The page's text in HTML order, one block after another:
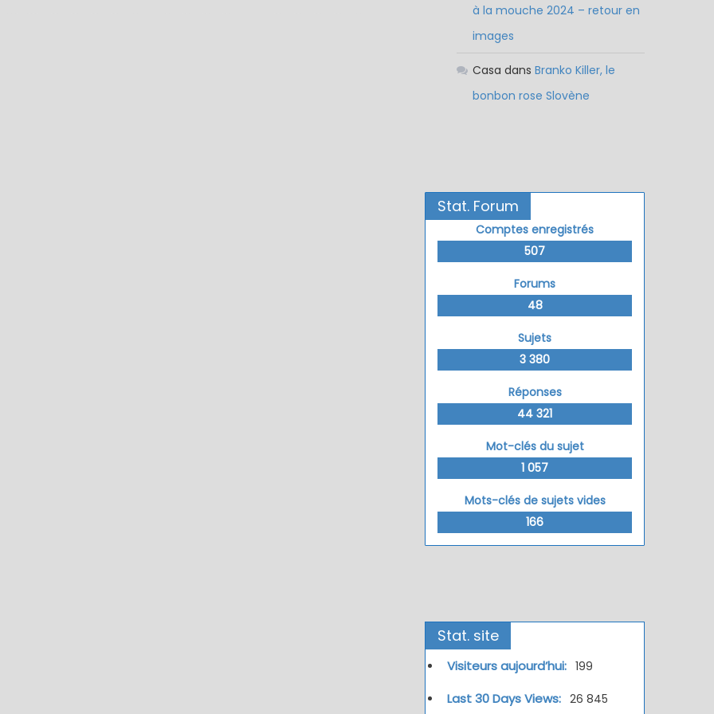
à la mouche 2024 – retour en
images
Casa dansBranko Killer, le
bonbon rose Slovène
Stat. Forum
Comptes enregistrés
507
Forums
48
Sujets
3 380
Réponses
44 321
Mot-clés du sujet
1 057
Mots-clés de sujets vides
166
Stat. site
Visiteurs aujourd’hui: 199
Last 30 Days Views: 26 845